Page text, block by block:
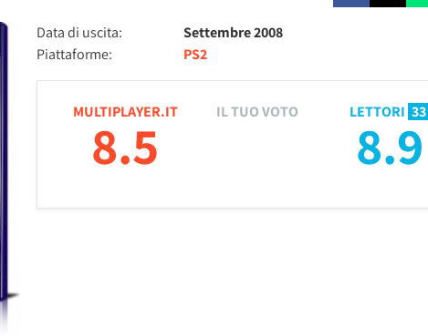
Data di uscita:
Settembre 2008
Piattaforme:
PS2
MULTIPLAYER.IT
8.5
LETTORI 33
8.9
IL TUO VOTO